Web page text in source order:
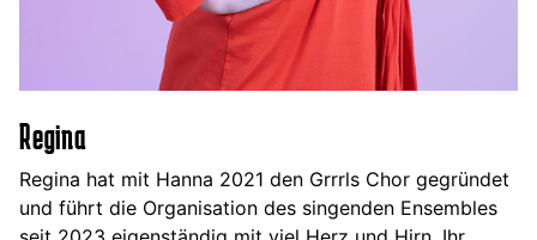
Regina
Regina hat mit Hanna 2021 den Grrrls Chor gegründet
und führt die Organisation des singenden Ensembles